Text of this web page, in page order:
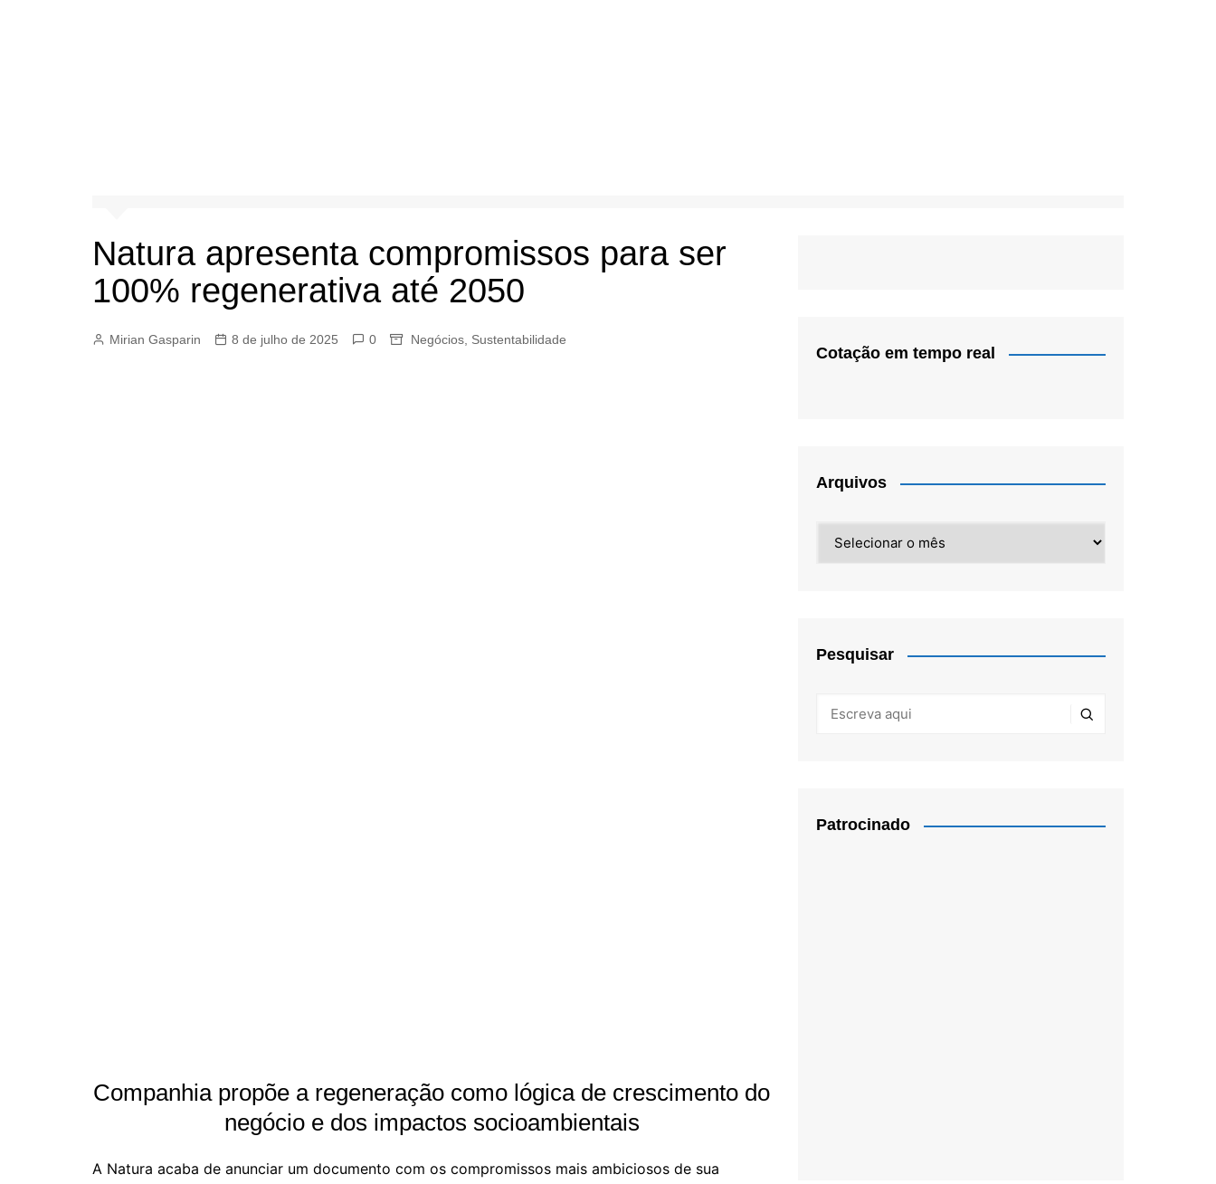
Natura apresenta compromissos para ser
100% regenerativa até 2050
Mirian Gasparin 8 de julho de 2025 0 Negócios Sustentabilidade
Companhia propõe a regeneração como lógica de crescimento do
negócio e dos impactos socioambientais
A Natura acaba de anunciar um documento com os compromissos mais ambiciosos de sua
Cotação em tempo real
Arquivos
Pesquisar
Patrocinado